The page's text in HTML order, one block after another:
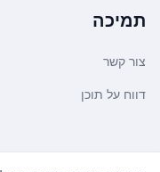
תמיכה
צור קשר
דווח על תוכן
משפטי ועדכונים